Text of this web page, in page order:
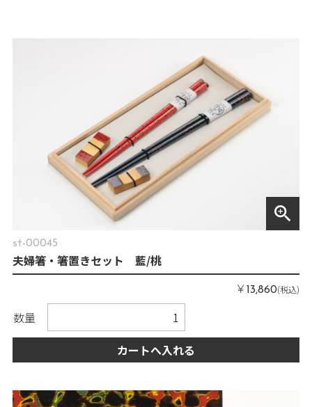
zoom_in
st-00045
夫婦箸・箸置きセット 藍/桃
￥13,860(税込)
数量
カートへ入れる